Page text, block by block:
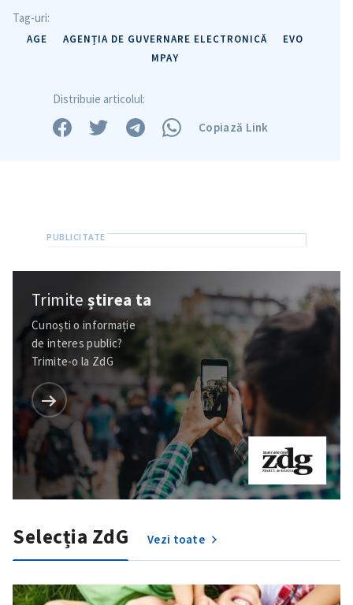
Tag-uri:
AGE AGENȚIA DE GUVERNARE ELECTRONICĂ
EVO
MPAY
Distribuie articolul:
Copiază Link
Trimiteștirea ta
Cunoști o informație
de interes public?
Trimite-o la ZdG
Selecția ZdG Vezi toate